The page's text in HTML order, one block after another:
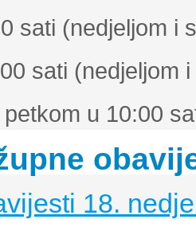
sati (nedjeljom i
sati (nedjeljom
petkom u 10:00
18.